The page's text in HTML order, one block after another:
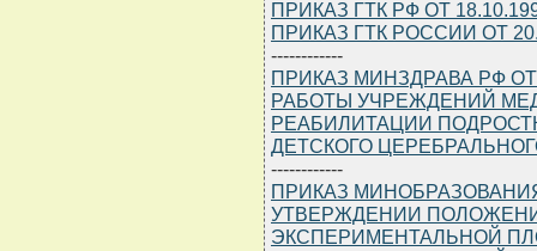
ПРИКАЗ ГТК РФ ОТ
ПРИКАЗ ГТК РОССИИ ОТ
------------
ПРИКАЗ МИНЗДРАВА РФ ОТ
РАБОТЫ УЧРЕЖДЕНИЙ
РЕАБИЛИТАЦИИ
ДЕТСКОГО
------------
ПРИКАЗ МИНОБРАЗОВАНИЯ
УТВЕРЖДЕНИИ
ЭКСПЕРИМЕНТАЛЬНОЙ